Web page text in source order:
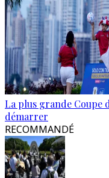
La plus grande Coupe
démarrer
RECOMMANDÉ